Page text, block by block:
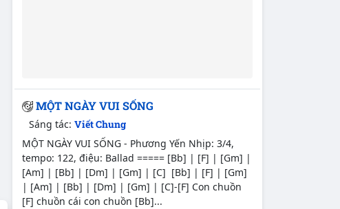
MỘT NGÀY VUI SỐNG
Sáng tác:Viết Chung
MỘT NGÀY VUI SỐNG - Phương Yến Nhịp: 3/4,
tempo: 122, điệu: Ballad ===== [Bb] | [F] | [Gm] |
[Am] | [Bb] | [Dm] | [Gm] | [C] [Bb] | [F] | [Gm]
| [Am] | [Bb] | [Dm] | [Gm] | [C]-[F] Con chuồn
[F] chuồn cái con chuồn [Bb]...